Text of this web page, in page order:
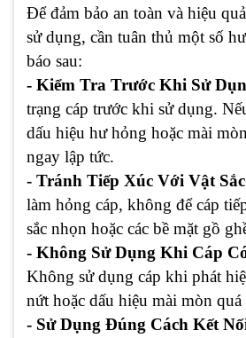
Để đảm bảo an toàn và hiệu
sử dụng, cần tuân thủ một số
báo sau:
- Kiểm Tra Trước Khi Sử
trạng cáp trước khi sử dụng.
dấu hiệu hư hỏng hoặc mài
ngay lập tức.
- Tránh Tiếp Xúc Với Vật
làm hỏng cáp, không để cáp
sắc nhọn hoặc các bề mặt gồ
- Không Sử Dụng Khi Cáp
Không sử dụng cáp khi phát
nứt hoặc dấu hiệu mài mòn quá
- Sử Dụng Đúng Cách Kết